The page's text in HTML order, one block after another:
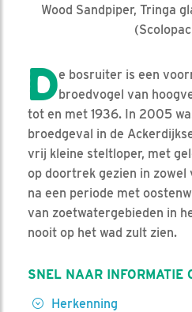
Wood Sandpiper, Tringa
De bosruiter is een
broedvogel van
tot en met 1936. In 2005
broedgeval in de
vrij kleine steltloper, met
op doortrek gezien in zowel
na een periode met
van zoetwatergebieden in
nooit op het wad zult zien.
SNEL NAAR INFORMATIE
Herkenning